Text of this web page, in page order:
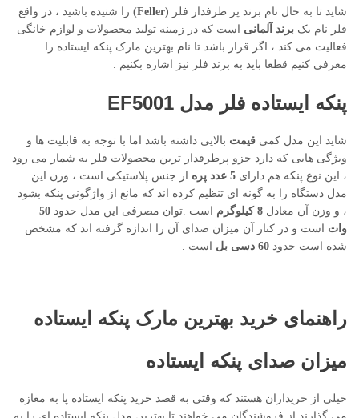
شاید تا به حال نام برند پر طرفدار فلر (Feller)
را شنیده باشید ، در واقع
فلر نام یک برند آلمانی است که در زمینه تولید محصولات و لوازم خانگی
فعالیت می کند ، اگر قرار باشد تا نام بهترین مارک پنکه ایستاده را
معرفی کنیم قطعا باید به برند فلر نیز اشاره بکنیم .
پنکه ایستاده فلر مدل EF5001
شاید این مدل کمی قیمت بالایی داشته باشد اما با توجه به قابلیت ها و
ویژگی هایی که دارد جزو پرطرفدار ترین محصولات فلر به شمار می رود
، این نوع پنکه هم دارای 5 عدد پره
از جنس پلاستیکی است ، وزن این
مدل دستگاه را به گونه ای تنظیم کرده اند که مانع از واژگونی پنکه بشود
، و وزن آن معادل
است .توان مصرفی این مدل حدود 50
وات است و در کنار آن میزان صدای آن را اندازه گرفته اند که مشخص
شده است حدود 60 دسی بل است .
راهنمای خرید بهترین مارک پنکه ایستاده
میزان صدای پنکه ایستاده
خیلی از خریداران هستند که وقتی به قصد خرید پنکه ایستاده پا به مغازه